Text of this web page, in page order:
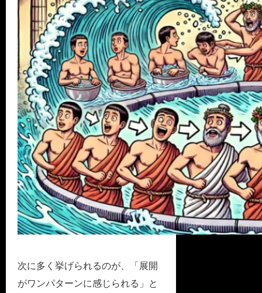
次に多く挙げられるのが、「展開
がワンパターンに感じられる」と